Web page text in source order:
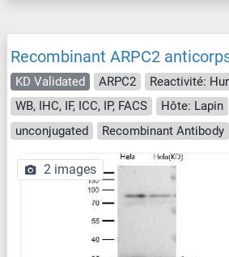
Recombinant ARPC2
KD Validated ARPC2
Reactivité:
WB, IHC, IF, ICC, IP, FACS
Hôte: Lapin
unconjugated
Recombinant Antibody
2 images